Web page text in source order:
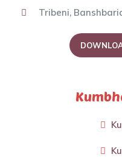
Tribeni,